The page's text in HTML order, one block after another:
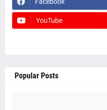
YouTube
Popular Posts